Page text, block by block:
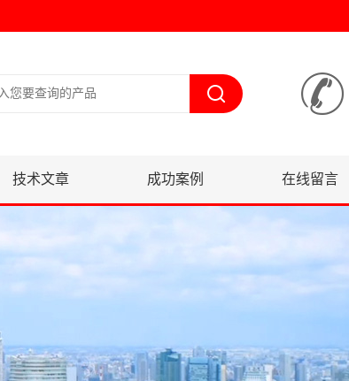
技术文章 成功案例 在线留言